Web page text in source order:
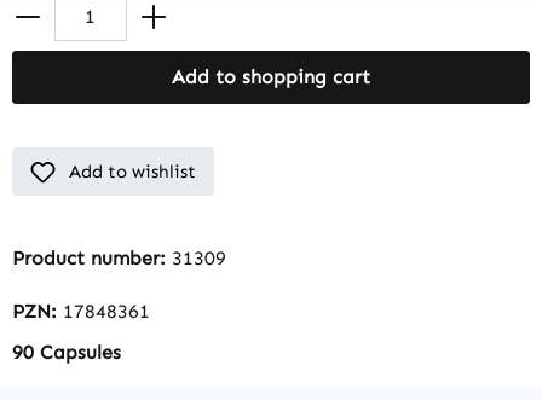
Add to shopping cart
Add to wishlist
Product number: 31309
PZN: 17848361
90 Capsules